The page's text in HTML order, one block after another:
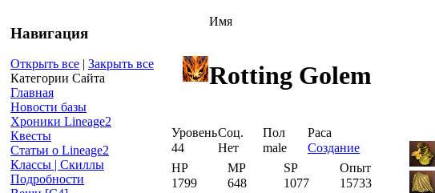
Навигация
Открыть все | Закрыть все
Категории Сайта
Главная
Новости базы
Хроники Lineage2
Квесты
Статьи о Lineage2
Классы | Скиллы
Подробности
Имя
Rotting Golem
УровеньСоц. Пол
Раса
44
Нет male
Создание
HP
MP SP
Опыт
1799
648 1077
15733